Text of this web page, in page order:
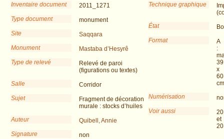
Inventaire document
2011_1271
Type document
monument
Site
Saqqara
Monument
Mastaba d’Hesyrê
Type de relevé
Relevé de paroi
(figurations ou textes)
Salle
Corridor
Sujet
Fragment de décoration
murale : stocks d’huiles
Auteur
Quibell, Annie
Signature
non
Technique graphique
État
Format
A
:
39
x
60
cm
Numérisation
Voir aussi
et